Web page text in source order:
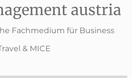
austria
Fachmedium für Business
& MICE